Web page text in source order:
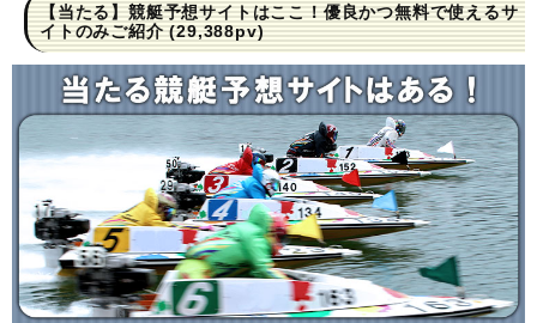
【当たる】競艇予想サイトはここ！優良かつ無料で使えるサ
イトのみご紹介(29,388pv)